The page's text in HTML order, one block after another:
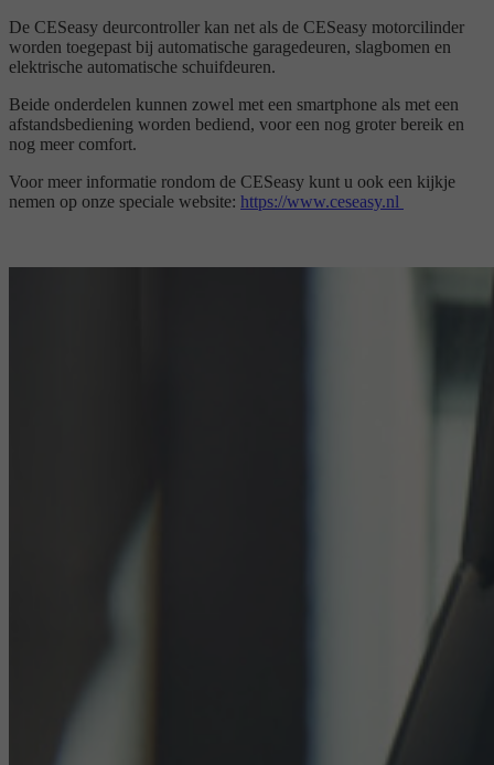
De CESeasy deurcontroller kan net als de CESeasy motorcilinder
worden toegepast bij automatische garagedeuren, slagbomen en
elektrische automatische schuifdeuren.
Beide onderdelen kunnen zowel met een smartphone als met een
afstandsbediening worden bediend, voor een nog groter bereik en
nog meer comfort.
Voor meer informatie rondom de CESeasy kunt u ook een kijkje
nemen op onze speciale website: https://www.ceseasy.nl